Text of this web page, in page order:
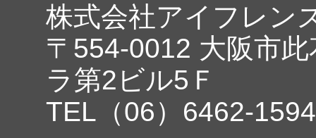
株式会社アイフレン
〒554-0012 大阪市
ラ第2ビル5Ｆ
TEL（06）6462-